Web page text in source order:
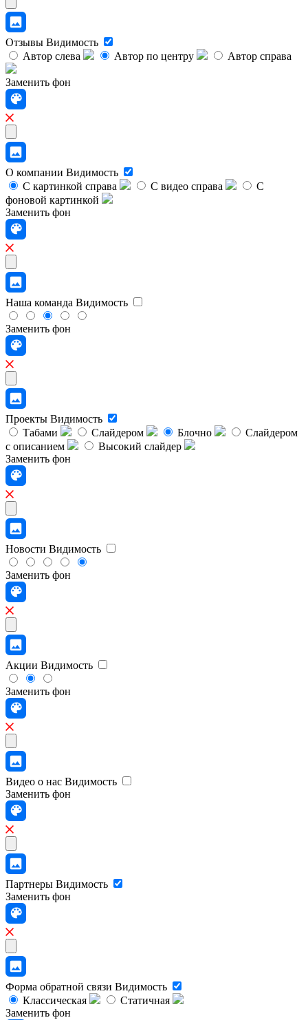
Отзывы Видимость
Автор слева
Автор по центру Автор справа
Заменить фон
О компании Видимость
С картинкой справа
С видео справа
С
фоновой картинкой
Заменить фон
Наша команда Видимость
Заменить фон
Проекты Видимость
Табами
Слайдером Блочно
Слайдером
с описанием
Высокий слайдер
Заменить фон
Новости Видимость
Заменить фон
Акции Видимость
Заменить фон
Видео о нас Видимость
Заменить фон
Партнеры Видимость
Заменить фон
Форма обратной связи Видимость
Классическая
Статичная
Заменить фон